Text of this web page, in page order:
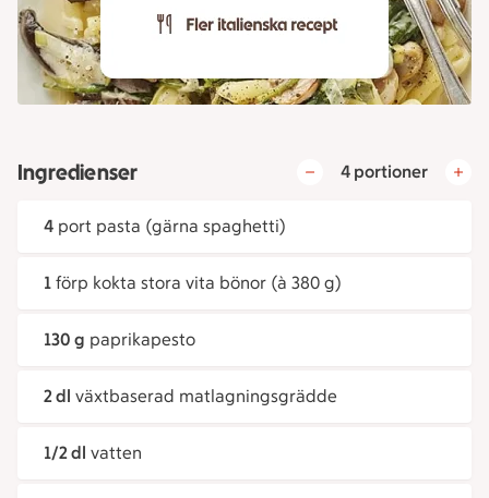
Ingredienser 4 portioner
4 port pasta (gärna spaghetti)
1 förp kokta stora vita bönor (à 380 g)
130 g paprikapesto
2 dl växtbaserad matlagningsgrädde
1/2 dl vatten